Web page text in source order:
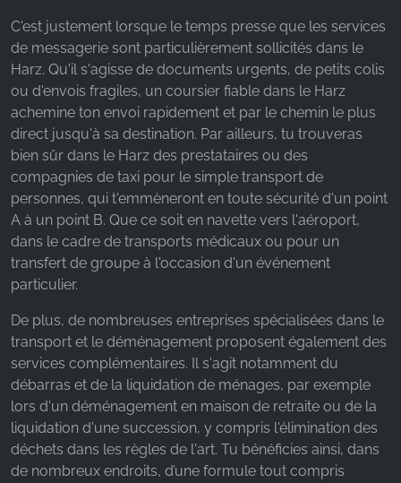
C'est justement lorsque le temps presse que les services
de messagerie sont particulièrement sollicités dans le
Harz. Qu'il s'agisse de documents urgents, de petits colis
ou d'envois fragiles, un coursier fiable dans le Harz
achemine ton envoi rapidement et par le chemin le plus
direct jusqu'à sa destination. Par ailleurs, tu trouveras
bien sûr dans le Harz des prestataires ou des
compagnies de taxi pour le simple transport de
personnes, qui t'emmèneront en toute sécurité d'un point
A à un point B. Que ce soit en navette vers l'aéroport,
dans le cadre de transports médicaux ou pour un
transfert de groupe à l'occasion d'un événement
particulier.
De plus, de nombreuses entreprises spécialisées dans le
transport et le déménagement proposent également des
services complémentaires. Il s'agit notamment du
débarras et de la liquidation de ménages, par exemple
lors d'un déménagement en maison de retraite ou de la
liquidation d'une succession, y compris l'élimination des
déchets dans les règles de l'art. Tu bénéficies ainsi, dans
de nombreux endroits, d’une formule tout compris